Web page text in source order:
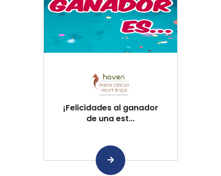
¡Felicidades al ganador
de una est...